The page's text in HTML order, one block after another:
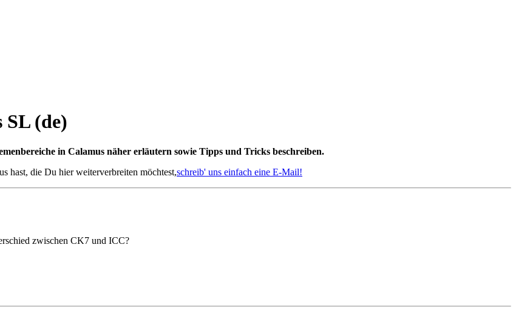
(de)
in Calamus näher erläutern sowie Tipps und Tricks beschreiben.
hast, die Du hier weiterverbreiten möchtest,schreib' uns einfach eine E-Mail!
zwischen CK7 und ICC?